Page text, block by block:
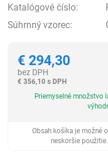
Katalógové číslo:
Súhrnný vzorec:
€ 294,30
bez DPH
€ 356,10 s DPH
Priemyselné množstvo
Obsah košíka je možné
neskoršie použitie.